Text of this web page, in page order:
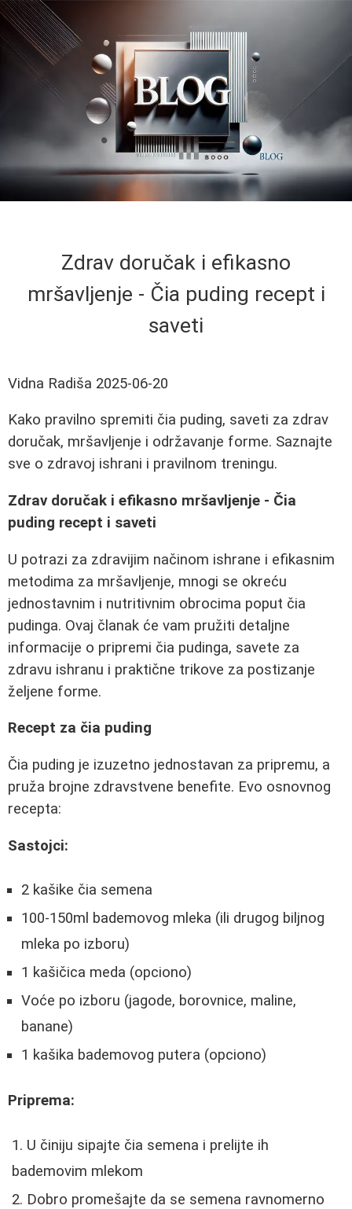
Zdrav doručak i efikasno
mršavljenje - Čia puding recept i
saveti
Vidna Radiša 2025-06-20
Kako pravilno spremiti čia puding, saveti za zdrav
doručak, mršavljenje i održavanje forme. Saznajte
sve o zdravoj ishrani i pravilnom treningu.
Zdrav doručak i efikasno mršavljenje - Čia
puding recept i saveti
U potrazi za zdravijim načinom ishrane i efikasnim
metodima za mršavljenje, mnogi se okreću
jednostavnim i nutritivnim obrocima poput čia
pudinga. Ovaj članak će vam pružiti detaljne
informacije o pripremi čia pudinga, savete za
zdravu ishranu i praktične trikove za postizanje
željene forme.
Recept za čia puding
Čia puding je izuzetno jednostavan za pripremu, a
pruža brojne zdravstvene benefite. Evo osnovnog
recepta:
Sastojci:
2 kašike čia semena
100-150ml bademovog mleka (ili drugog biljnog
mleka po izboru)
1 kašičica meda (opciono)
Voće po izboru (jagode, borovnice, maline,
banane)
1 kašika bademovog putera (opciono)
Priprema:
U činiju sipajte čia semena i prelijte ih
bademovim mlekom
Dobro promešajte da se semena ravnomerno